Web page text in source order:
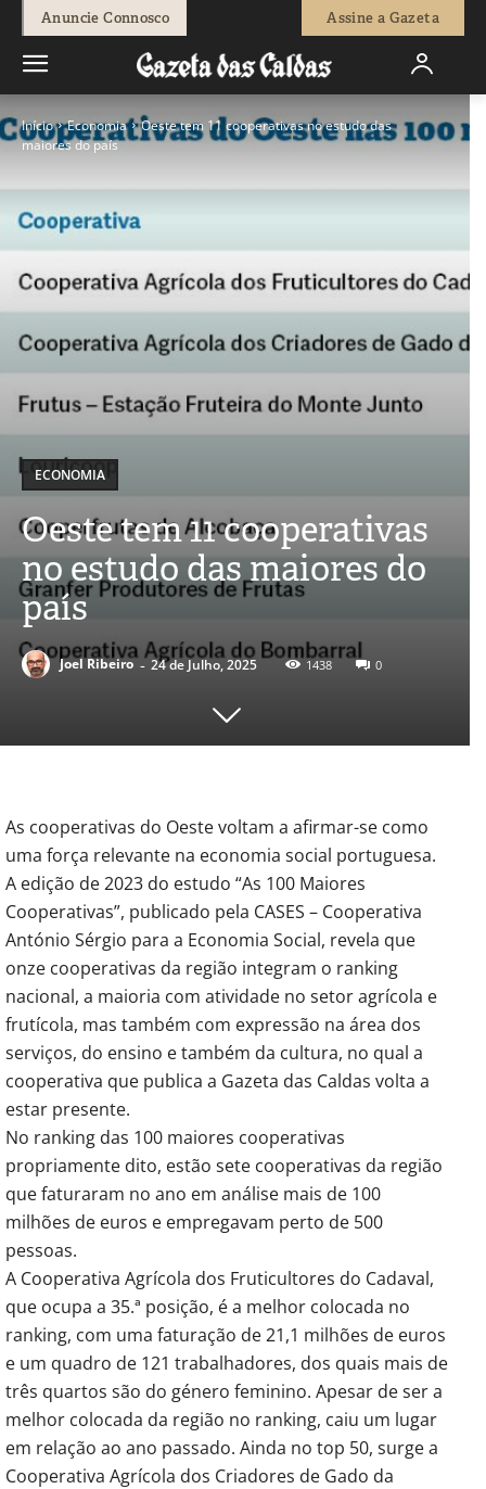
Anuncie Connosco Assine a Gazeta
Início Economia
Oeste tem 11 cooperativas no estudo das
maiores do país
ECONOMIA
Oeste tem 11 cooperativas
no estudo das maiores do
país
Joel Ribeiro - 24 de Julho, 2025 1438 0
As cooperativas do Oeste voltam a afirmar-se como
uma força relevante na economia social portuguesa.
A edição de 2023 do estudo “As 100 Maiores
Cooperativas”, publicado pela CASES – Cooperativa
António Sérgio para a Economia Social, revela que
onze cooperativas da região integram o ranking
nacional, a maioria com atividade no setor agrícola e
frutícola, mas também com expressão na área dos
serviços, do ensino e também da cultura, no qual a
cooperativa que publica a Gazeta das Caldas volta a
estar presente.
No ranking das 100 maiores cooperativas
propriamente dito, estão sete cooperativas da região
que faturaram no ano em análise mais de 100
milhões de euros e empregavam perto de 500
pessoas.
A Cooperativa Agrícola dos Fruticultores do Cadaval,
que ocupa a 35.ª posição, é a melhor colocada no
ranking, com uma faturação de 21,1 milhões de euros
e um quadro de 121 trabalhadores, dos quais mais de
três quartos são do género feminino. Apesar de ser a
melhor colocada da região no ranking, caiu um lugar
em relação ao ano passado. Ainda no top 50, surge a
Cooperativa Agrícola dos Criadores de Gado da